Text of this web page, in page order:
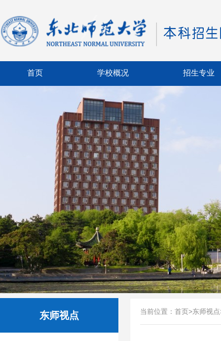
首页 学校概况 招生专业
东师视点 当前位置： 首页>东师视点